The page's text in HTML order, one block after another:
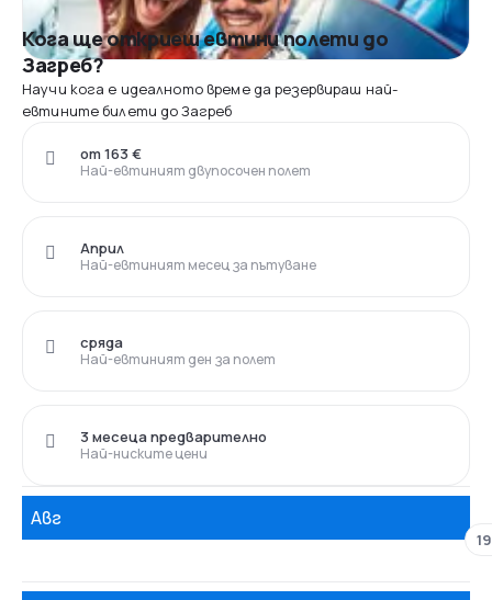
Кога ще откриеш евтини полети до
Загреб?
Научи кога е идеалното време да резервираш най-
евтините билети до Загреб
Най-евтиният двупосочен полет
от 163 €
Най-евтиният месец за пътуване
Април
Най-евтиният ден за полет
сряда
Най-ниските цени
3 месеца предварително
Авг